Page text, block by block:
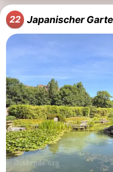
22 Japanischer